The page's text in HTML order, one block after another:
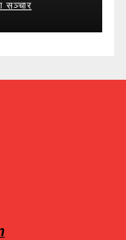
सञ्चार